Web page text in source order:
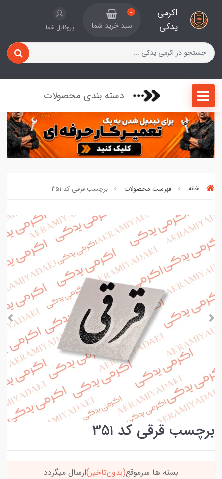
اکرمی
یدکی
0
سبد خرید شما پروفایل شما
دسته بندی محصولات
خانه فهرست محصولات برچسب قرقی کد 351
برچسب قرقی کد 351
خریدتو به5میلیون برسون،ارسالت‌رایگانه